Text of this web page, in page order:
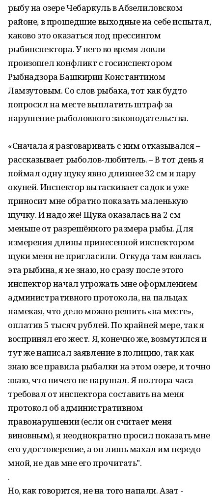
рыбу на озере Чебаркуль в Абзелиловском
районе, в прошедшие выходные на себе испытал,
каково это оказаться под прессингом
рыбинспектора. У него во время ловли
произошел конфликт с госинспектором
Рыбнадзора Башкирии Константином
Ламзутовым. Со слов рыбака, тот как будто
попросил на месте выплатить штраф за
нарушение рыболовного законодательства.
«Сначала я разговаривать с ним отказывался –
рассказывает рыболов-любитель. – В тот день я
поймал одну щуку явно длиннее 32 см и пару
окуней. Инспектор вытаскивает садок и уже
приносит мне обратно показать маленькую
щучку. И надо же! Щука оказалась на 2 см
меньше от разрешённого размера рыбы. Для
измерения длины принесенной инспектором
щуки меня не пригласили. Откуда там взялась
эта рыбина, я не знаю, но сразу после этого
инспектор начал угрожать мне оформлением
административного протокола, на пальцах
намекая, что дело можно решить «на месте»,
оплатив 5 тысяч рублей. По крайней мере, так я
воспринял его жест. Я, конечно же, возмутился и
тут же написал заявление в полицию, так как
знаю все правила рыбалки на этом озере, и точно
знаю, что ничего не нарушал. Я полтора часа
требовал от инспектора составить на меня
протокол об административном
правонарушении (если он считает меня
виновным), я неоднократно просил показать мне
его удостоверение, а он лишь махал им передо
мной, не дав мне его прочитать".
.
Но, как говорится, не на того напали. Азат -